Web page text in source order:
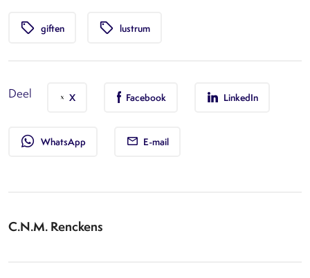
local_offer giften local_offer lustrum
Deel X Facebook LinkedIn
whatsapp WhatsApp E-mail
C.N.M. Renckens